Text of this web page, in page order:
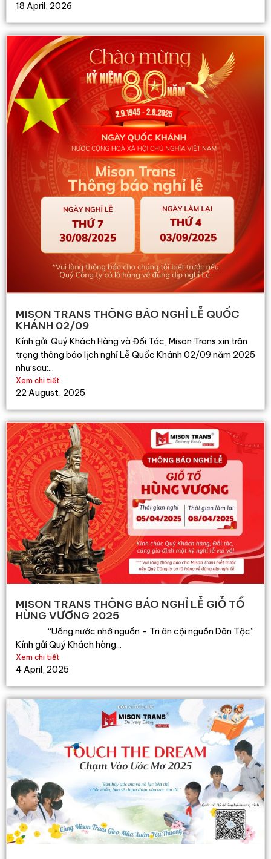
18 April, 2026
MISON TRANS THÔNG BÁO NGHỈ LỄ QUỐC
KHÁNH 02/09
Kính gửi: Quý Khách Hàng và Đối Tác, Mison Trans xin trân
trọng thông báo lịch nghỉ Lễ Quốc Khánh 02/09 năm 2025
như sau:...
Xem chi tiết
22 August, 2025
MISON TRANS THÔNG BÁO NGHỈ LỄ GIỖ TỔ
HÙNG VƯƠNG 2025
“Uống nước nhớ nguồn – Tri ân cội nguồn Dân Tộc”
Kính gửi Quý Khách hàng...
Xem chi tiết
4 April, 2025